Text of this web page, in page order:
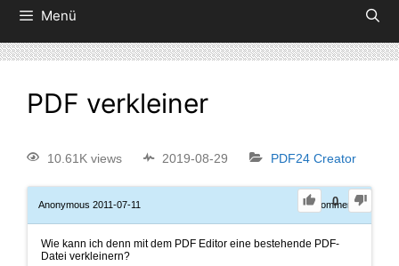
Menü
PDF verkleiner
10.61K views 2019-08-29 PDF24 Creator
0
Anonymous 2011-07-11 0Comments
Wie kann ich denn mit dem PDF Editor eine bestehende PDF-
Datei verkleinern?